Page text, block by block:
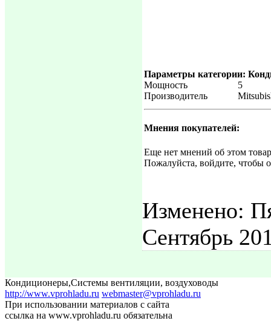
Параметры категории:
Мощность
5
Производитель
Мнения покупателей:
Еще нет мнений об этом
Пожалуйста, войдите, чтобы
Изменено:
Сентябрь
Кондиционеры,Системы вентиляции, воздуховоды
http://www.vprohladu.ru webmaster@vprohladu.ru
При использовании материалов с сайта
ссылка на www.vprohladu.ru обязательна